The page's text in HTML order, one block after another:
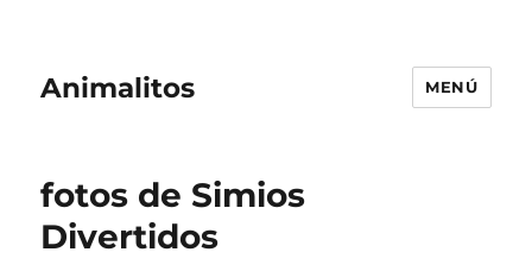
Animalitos MENÚ
fotos de Simios
Divertidos